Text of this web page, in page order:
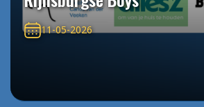
11-05-2026